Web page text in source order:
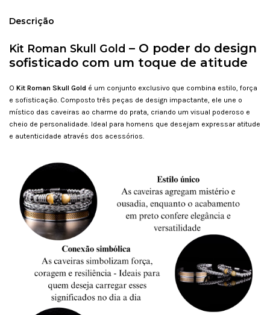
Descrição
Kit Roman Skull Gold – O poder do design
sofisticado com um toque de atitude
O Kit Roman Skull Gold é um conjunto exclusivo que combina estilo, força
e sofisticação. Composto três peças de design impactante, ele une o
místico das caveiras ao charme do prata, criando um visual poderoso e
cheio de personalidade. Ideal para homens que desejam expressar atitude
e autenticidade através dos acessórios.